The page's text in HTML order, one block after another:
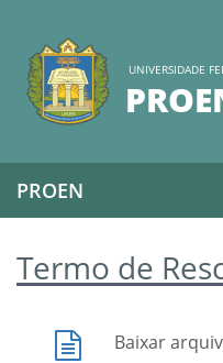
UNIVERSIDADE
PROEN
Termo de
Baixar